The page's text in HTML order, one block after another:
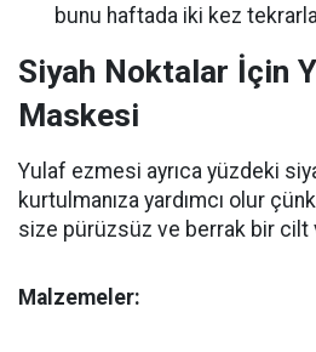
bunu haftada iki kez
Siyah Noktalar İçin
Maskesi
Yulaf ezmesi ayrıca yüzdeki
kurtulmanıza yardımcı olur
size pürüzsüz ve berrak bir cilt
Malzemeler: